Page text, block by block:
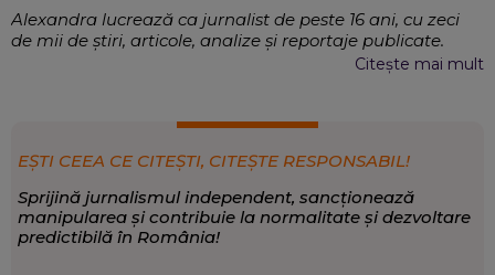
Alexandra lucrează ca jurnalist de peste 16 ani, cu zeci
de mii de știri, articole, analize și reportaje publicate.
Crede cu tărie în puterea cuvântului și și-a dedicat
diseminarea mass-media, Strategii de conținut,
Mentorat, Grant-uri
SCRIE DESPRE:Eveniment,Politică,Sănătate
Citește mai mult
EȘTI CEEA CE CITEȘTI, CITEȘTE RESPONSABIL!
Sprijină jurnalismul independent, sancționează
manipularea și contribuie la normalitate și dezvoltare
predictibilă în România!